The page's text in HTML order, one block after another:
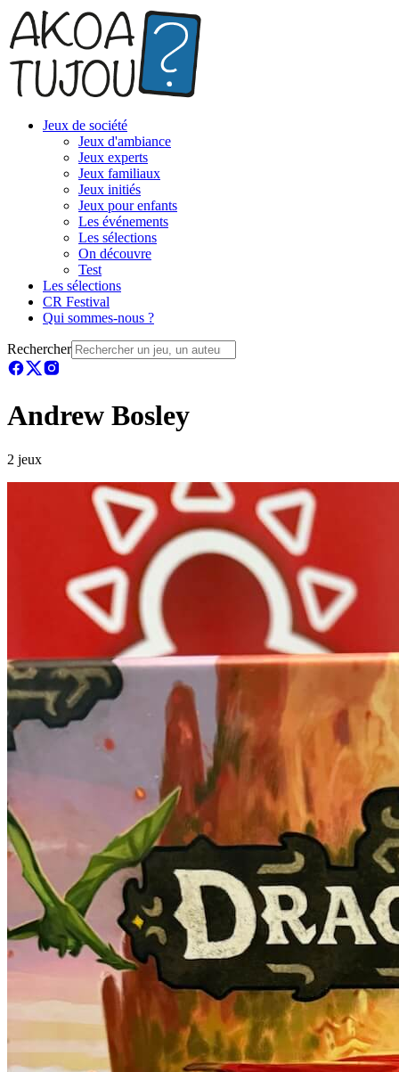
Jeux de société
Jeux d'ambiance
Jeux experts
Jeux familiaux
Jeux initiés
Jeux pour enfants
Les événements
Les sélections
On découvre
Test
Les sélections
CR Festival
Qui sommes-nous ?
Rechercher
Andrew Bosley
2 jeux